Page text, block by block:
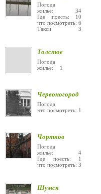
Погода
жилье: 34
Где поесть: 10
что посмотреть: 6
Такси: 3
Толстое
Погода
жилье: 1
Червоногород
Погода
что посмотреть: 1
Чортков
Погода
жилье: 4
Где поесть: 1
что посмотреть: 3
Шумск